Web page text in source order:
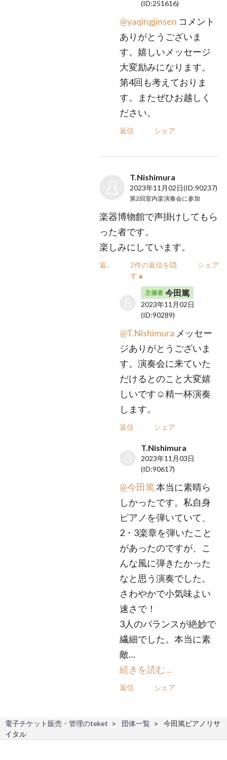
(ID:251616)
@yaqingjinsen コメント
ありがとうございま
す。嬉しいメッセージ
大変励みになります。
第4回も考えておりま
す。またぜひお越しく
ださい。
返信 シェア
T.Nishimura
2023年11月02日(ID:90237)
第2回室内楽演奏会に参加
楽器博物館で声掛けしてもら
った者です。
楽しみにしています。
返信
2件の返信を隠
す▲
シェア
主催者 今田篤
2023年11月02日
(ID:90289)
@T.Nishimura メッセー
ジありがとうございま
す。演奏会に来ていた
だけるとのこと大変嬉
しいです☺️精一杯演奏
します。
返信 シェア
T.Nishimura
2023年11月03日
(ID:90617)
@今田篤本当に素晴ら
しかったです。私自身
ピアノを弾いていて、
2・3楽章を弾いたこと
があったのですが、こ
んな風に弾きたかった
なと思う演奏でした。
さわやかで小気味よい
速さで！
3人のバランスが絶妙で
繊細でした。本当に素
敵…
続きを読む…
返信 シェア
電子チケット販売・管理のteket 団体一覧
今田篤ピアノリサ
イタル